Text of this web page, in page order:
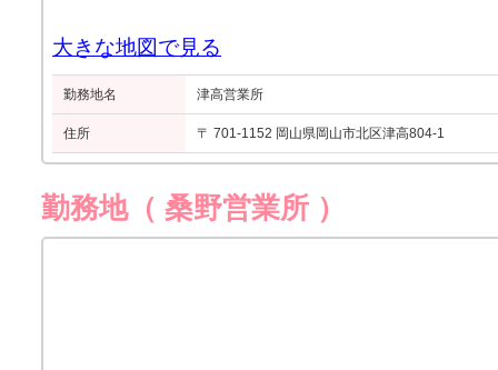
大きな地図で見る
勤務地名 津高営業所
住所 〒 701-1152 岡山県岡山市北区津高804-1
勤務地（ 桑野営業所 ）